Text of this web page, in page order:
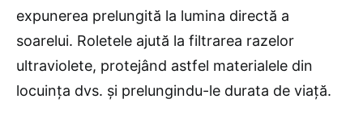
expunerea prelungită la lumina directă a
soarelui. Roletele ajută la filtrarea razelor
ultraviolete, protejând astfel materialele din
locuința dvs. și prelungindu-le durata de viață.